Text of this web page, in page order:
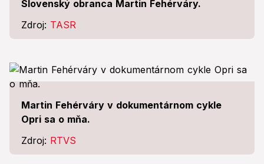
Slovenský obranca Martin Fehérváry.
Zdroj: TASR
Martin Fehérváry v dokumentárnom cykle
Opri sa o mňa.
Zdroj: RTVS